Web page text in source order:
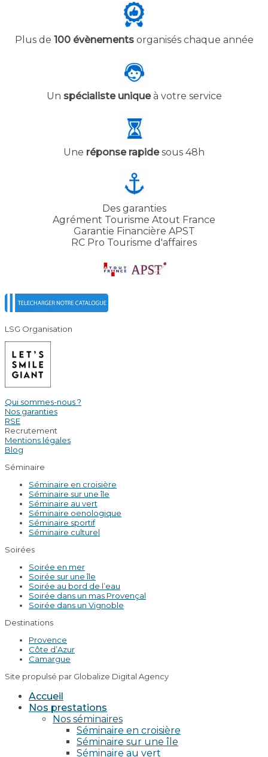
Plus de 100 évènementsorganisés chaque année
Un spécialiste uniqueà votre service
Une réponse rapidesous 48h
Des garanties
Agrément Tourisme Atout France
Garantie Financière APST
RC Pro Tourisme d'affaires
LSG Organisation
Qui sommes-nous ?
Nos garanties
RSE
Recrutement
Mentions légales
Blog
Séminaire
Séminaire en croisière
Séminaire sur une île
Séminaire au vert
Séminaire oenologique
Séminaire sportif
Séminaire culturel
Soirées
Soirée en mer
Soirée sur une île
Soirée au bord de l’eau
Soirée dans un mas Provençal
Soirée dans un Vignoble
Destinations
Provence
Côte d’Azur
Camargue
Site propulsé par Globalize Digital Agency
Accueil
Nos prestations
Nos séminaires
Séminaire en croisière
Séminaire sur une île
Séminaire au vert